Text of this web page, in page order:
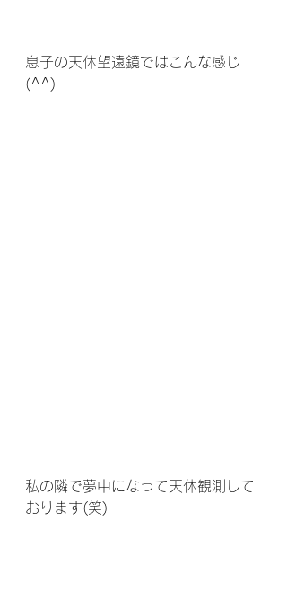
息子の天体望遠鏡ではこんな感じ
(^^)
私の隣で夢中になって天体観測して
おります(笑)